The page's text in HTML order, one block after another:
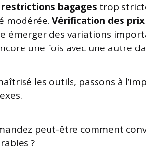
restrictions bagages trop
modérée. Vérification des prix
émerger des variations
une fois avec une autre
les outils, passons à
peut-être comment
?